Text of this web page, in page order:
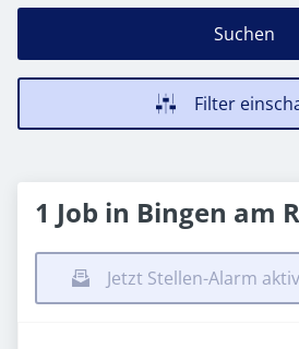
Suchen
Filter
1 Job in Bingen am
Jetzt Stellen-Alarm